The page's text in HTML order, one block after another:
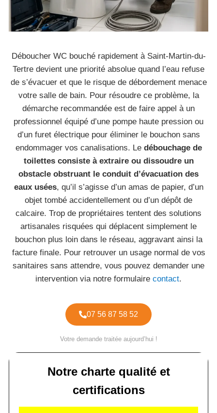
Déboucher WC bouché rapidement à Saint-Martin-du-
Tertre devient une priorité absolue quand l’eau refuse
de s’évacuer et que le risque de débordement menace
votre salle de bain. Pour résoudre ce problème, la
démarche recommandée est de faire appel à un
professionnel équipé d’une pompe haute pression ou
d’un furet électrique pour éliminer le bouchon sans
endommager vos canalisations. Le débouchage de
toilettes consiste à extraire ou dissoudre un
obstacle obstruant le conduit d’évacuation des
eaux usées, qu’il s’agisse d’un amas de papier, d’un
objet tombé accidentellement ou d’un dépôt de
calcaire. Trop de propriétaires tentent des solutions
artisanales risquées qui déplacent simplement le
bouchon plus loin dans le réseau, aggravant ainsi la
facture finale. Pour retrouver un usage normal de vos
sanitaires sans attendre, vous pouvez demander une
intervention via notre formulaire contact.
07 56 87 58 52
Votre demande traitée aujourd’hui !
Notre charte qualité et
certifications